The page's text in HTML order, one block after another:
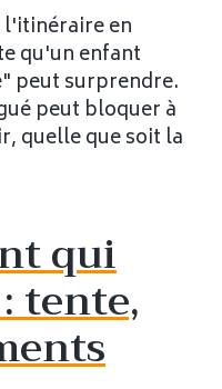
l'itinéraire en
qu'un enfant
peut surprendre.
peut bloquer à
quelle que soit la
qui
tente,